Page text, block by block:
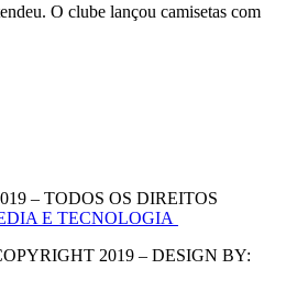
O clube lançou camisetas com
– TODOS OS DIREITOS
E TECNOLOGIA
2019 – DESIGN BY: